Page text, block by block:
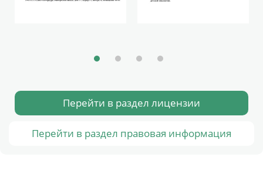
Перейти в раздел лицензии
Перейти в раздел правовая информация